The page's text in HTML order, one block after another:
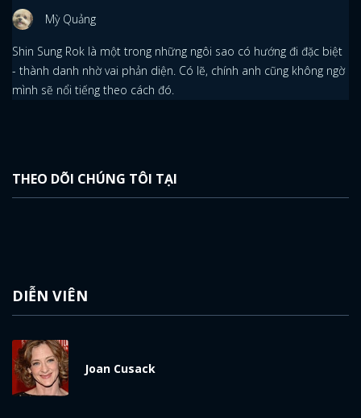
Mỳ Quảng
Shin Sung Rok là một trong những ngôi sao có hướng đi đặc biệt
- thành danh nhờ vai phản diện. Có lẽ, chính anh cũng không ngờ
mình sẽ nổi tiếng theo cách đó.
THEO DÕI CHÚNG TÔI TẠI
DIỄN VIÊN
Joan Cusack